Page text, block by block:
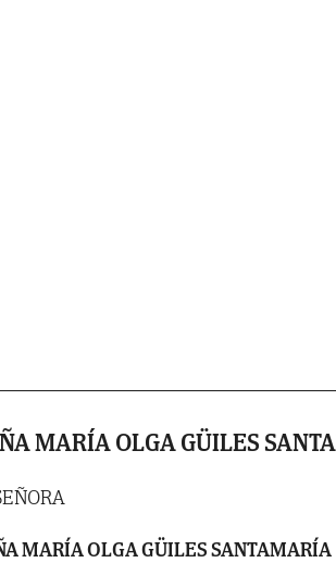
MARÍA OLGA GÜILES
MARÍA OLGA GÜILES SANTAMARÍA